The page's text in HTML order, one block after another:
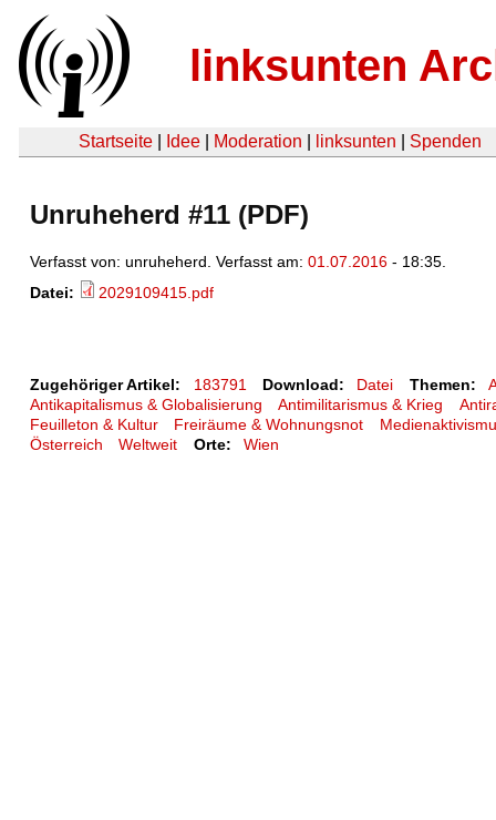
linksunten
Startseite Idee Moderation linksunten Spenden
Unruheherd #11 (PDF)
Verfasst von: unruheherd. Verfasst am: 01.07.2016 - 18:35.
Datei:
2029109415.pdf
Zugehöriger Artikel: 183791 Download: Datei Themen:
Antikapitalismus & Globalisierung
Antimilitarismus & Krieg
Feuilleton & Kultur
Freiräume & Wohnungsnot
Österreich
Weltweit Orte: Wien